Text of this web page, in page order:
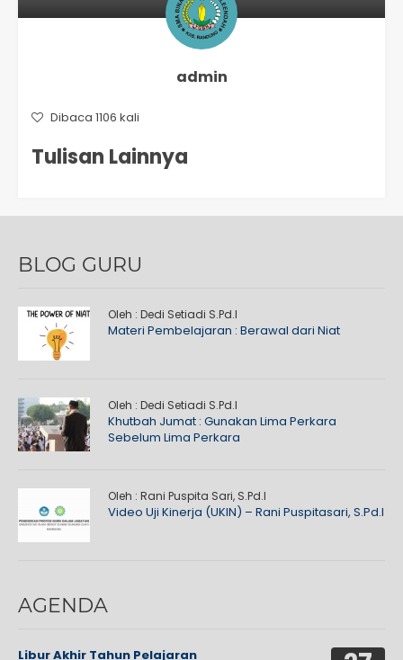
admin
Dibaca 1106 kali
Tulisan Lainnya
BLOG GURU
Oleh : Dedi Setiadi S.Pd.I
Materi Pembelajaran : Berawal dari Niat
Oleh : Dedi Setiadi S.Pd.I
Khutbah Jumat : Gunakan Lima Perkara
Sebelum Lima Perkara
Oleh : Rani Puspita Sari, S.Pd.I
Video Uji Kinerja (UKIN) – Rani Puspitasari, S.Pd.I
AGENDA
Libur Akhir Tahun Pelajaran